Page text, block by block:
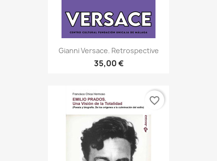
Gianni Versace. Retrospective
35,00 €
favorite_border